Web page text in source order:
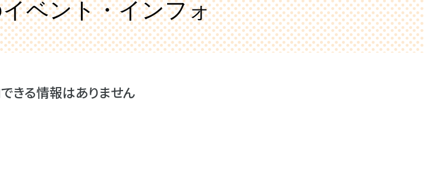
イベント・インフォ
きる情報はありません